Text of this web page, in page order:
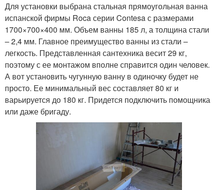
Для установки выбрана стальная прямоугольная ванна
испанской фирмы Roca серии Contesa с размерами
1700×700×400 мм. Объем ванны 185 л, а толщина стали
– 2,4 мм. Главное преимущество ванны из стали –
легкость. Представленная сантехника весит 29 кг,
поэтому с ее монтажом вполне справится один человек.
А вот установить чугунную ванну в одиночку будет не
просто. Ее минимальный вес составляет 80 кг и
варьируется до 180 кг. Придется подключить помощника
или даже бригаду.